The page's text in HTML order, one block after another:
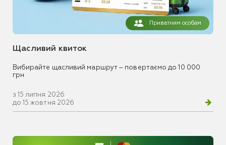
Приватним особам
Щасливий квиток
Вибирайте щасливий маршрут – повертаємо до 10 000
грн
з 15 липня 2026
до 15 жовтня 2026